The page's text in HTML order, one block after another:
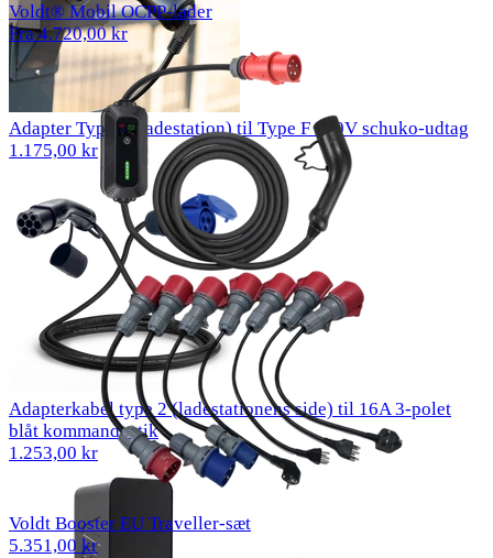
Adapter Type 2 (ladestation) til Type F 230V schuko-udtag
1.175,00 kr
Adapterkabel type 2 (ladestationens side) til 16A 3-polet
blåt kommandostik
1.253,00 kr
Voldt® Mobil OCPP-lader
Fra 4.720,00 kr
Voldt Booster EU Traveller-sæt
5.351,00 kr